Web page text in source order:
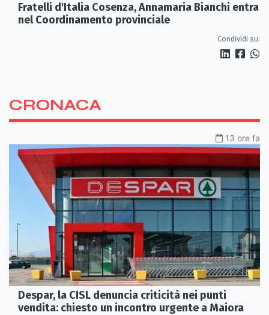
Fratelli d'Italia Cosenza, Annamaria Bianchi entra
nel Coordinamento provinciale
Condividi su:
CRONACA
13 ore fa
Despar, la CISL denuncia criticità nei punti
vendita: chiesto un incontro urgente a Maiora